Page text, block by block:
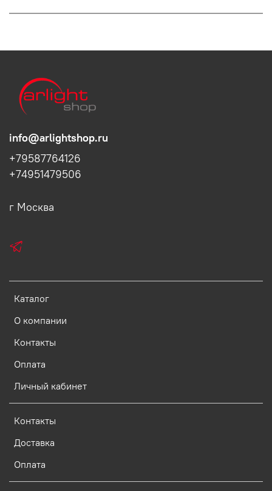
Каталог
О компании
Контакты
Оплата
Личный кабинет
Контакты
Доставка
Оплата
info@arlightshop.ru
+79587764126
+74951479506
г Москва